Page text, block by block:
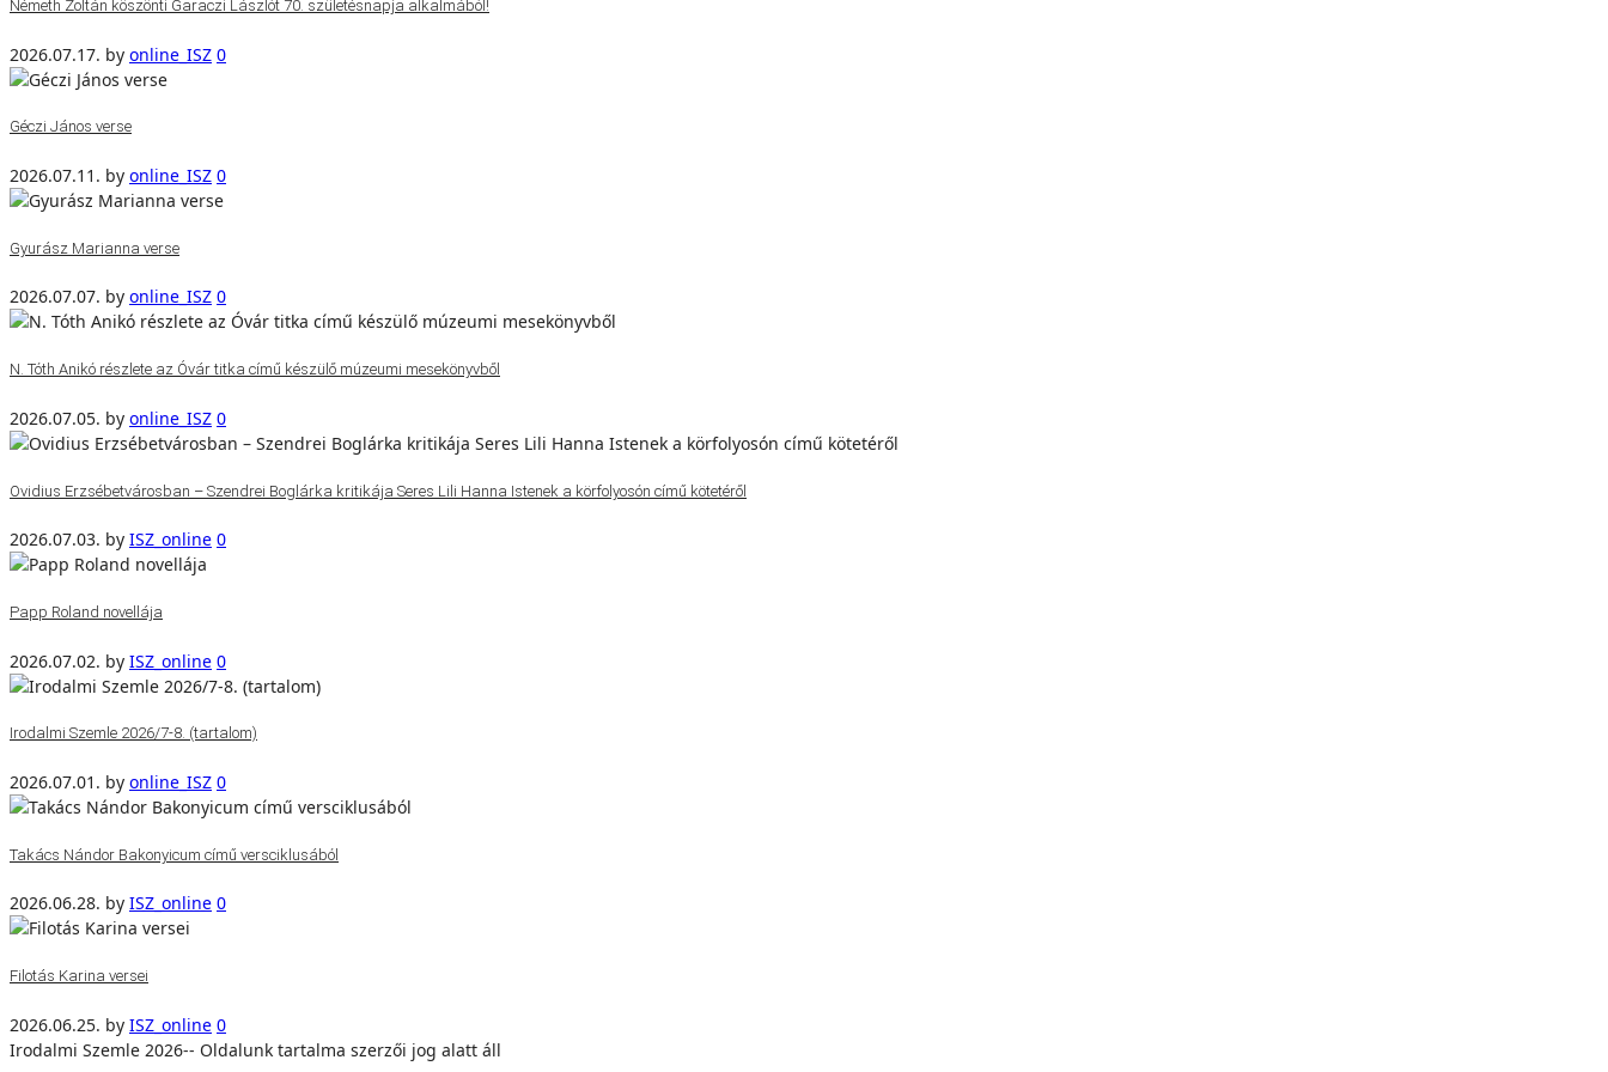
Németh Zoltán köszönti Garaczi Lászlót 70. születésnapja alkalmából!
2026.07.17. by online_ISZ 0
Géczi János verse
2026.07.11. by online_ISZ 0
Gyurász Marianna verse
2026.07.07. by online_ISZ 0
N. Tóth Anikó részlete az Óvár titka című készülő múzeumi mesekönyvből
2026.07.05. by online_ISZ 0
Ovidius Erzsébetvárosban – Szendrei Boglárka kritikája Seres Lili Hanna Istenek a körfolyosón című kötetéről
2026.07.03. by ISZ_online 0
Papp Roland novellája
2026.07.02. by ISZ_online 0
Irodalmi Szemle 2026/7-8. (tartalom)
2026.07.01. by online_ISZ 0
Takács Nándor Bakonyicum című versciklusából
2026.06.28. by ISZ_online 0
Filotás Karina versei
2026.06.25. by ISZ_online 0
Irodalmi Szemle 2026-- Oldalunk tartalma szerzői jog alatt áll